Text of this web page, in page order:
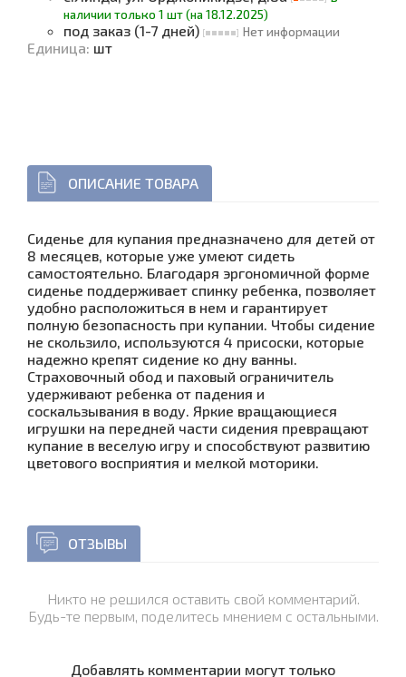
наличии только 1 шт (на 18.12.2025)
под заказ (1-7 дней) Нет информации
Единица: шт
ОПИСАНИЕ ТОВАРА
Сиденье для купания предназначено для детей от
8 месяцев, которые уже умеют сидеть
самостоятельно. Благодаря эргономичной форме
сиденье поддерживает спинку ребенка, позволяет
удобно расположиться в нем и гарантирует
полную безопасность при купании. Чтобы сидение
не скользило, используются 4 присоски, которые
надежно крепят сидение ко дну ванны.
Страховочный обод и паховый ограничитель
удерживают ребенка от падения и
соскальзывания в воду. Яркие вращающиеся
игрушки на передней части сидения превращают
купание в веселую игру и способствуют развитию
цветового восприятия и мелкой моторики.
ОТЗЫВЫ
Никто не решился оставить свой комментарий.
Будь-те первым, поделитесь мнением с остальными.
Добавлять комментарии могут только